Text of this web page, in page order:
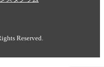
Reserved.